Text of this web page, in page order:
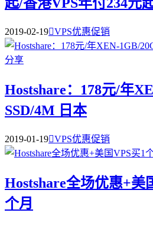
2019-02-19VPS优惠促销
Hostshare：178元/年
SSD/4M 日本
2019-01-19VPS优惠促销
Hostshare全场优惠+美
个月